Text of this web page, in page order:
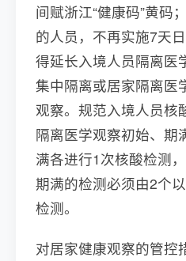
间赋浙江“健康码”黄码
的人员，不再实施7天
得延长入境人员隔离医
集中隔离或居家隔离医
观察。规范入境人员核
隔离医学观察初始、期
满各进行1次核酸检测
期满的检测必须由2个
检测。
对居家健康观察的管控